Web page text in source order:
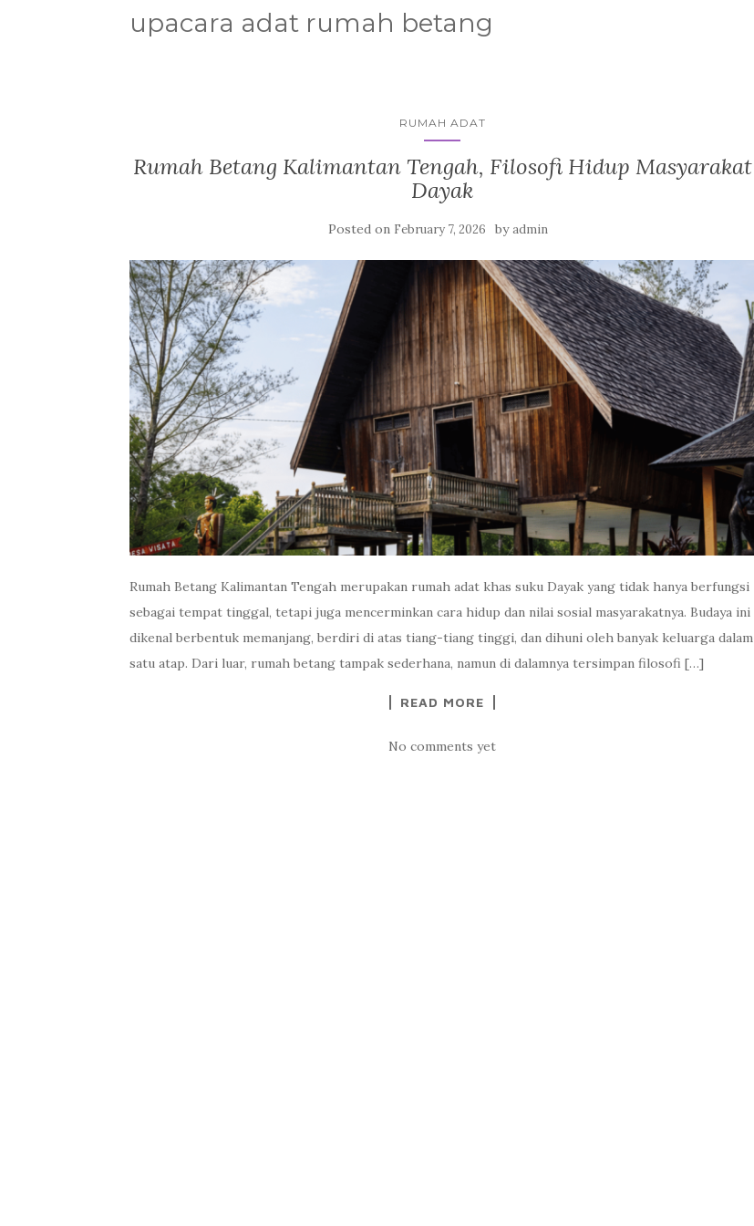
upacara adat rumah betang
RUMAH ADAT
Rumah Betang Kalimantan Tengah, Filosofi Hidup Masyarakat
Dayak
Posted on February 7, 2026 byadmin
Rumah Betang Kalimantan Tengah merupakan rumah adat khas suku Dayak yang tidak hanya berfungsi
sebagai tempat tinggal, tetapi juga mencerminkan cara hidup dan nilai sosial masyarakatnya. Budaya ini
dikenal berbentuk memanjang, berdiri di atas tiang-tiang tinggi, dan dihuni oleh banyak keluarga dalam
satu atap. Dari luar, rumah betang tampak sederhana, namun di dalamnya tersimpan filosofi […]
READ MORE
No comments yet